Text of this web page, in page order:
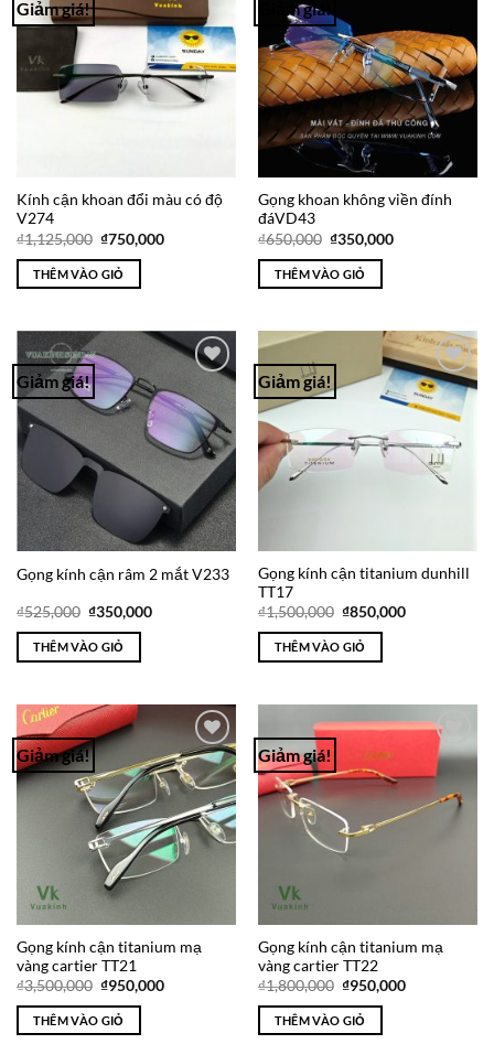
Giảm giá!
Add to
Wishlist
Kính cận khoan đổi màu có độ
V274
₫1,125,000 Giá
là:
₫1,125,000.
₫750,000Giá
THÊM VÀO GIỎ
Giảm giá!
Wishlist
Gọng khoan không viền đính
đáVD43
₫650,000 Giá
là:
₫650,000.
₫350,000Giá
THÊM VÀO GIỎ
Giảm giá!
Wishlist
Gọng kính cận râm 2 mắt V233
₫525,000 Giá
là:
₫525,000.
₫350,000Giá
THÊM VÀO GIỎ
Giảm giá!
Add to
Wishlist
Gọng kính cận titanium dunhill
TT17
₫1,500,000 Giá
là:
₫1,500,000.
₫850,000Giá
THÊM VÀO GIỎ
Giảm giá!
Add to
Wishlist
Gọng kính cận titanium mạ
vàng cartier TT21
₫3,500,000 Giá
là:
₫3,500,000.
₫950,000Giá
THÊM VÀO GIỎ
Giảm giá!
Add to
Wishlist
Gọng kính cận titanium mạ
vàng cartier TT22
₫1,800,000 Giá
là:
₫1,800,000.
₫950,000Giá
THÊM VÀO GIỎ